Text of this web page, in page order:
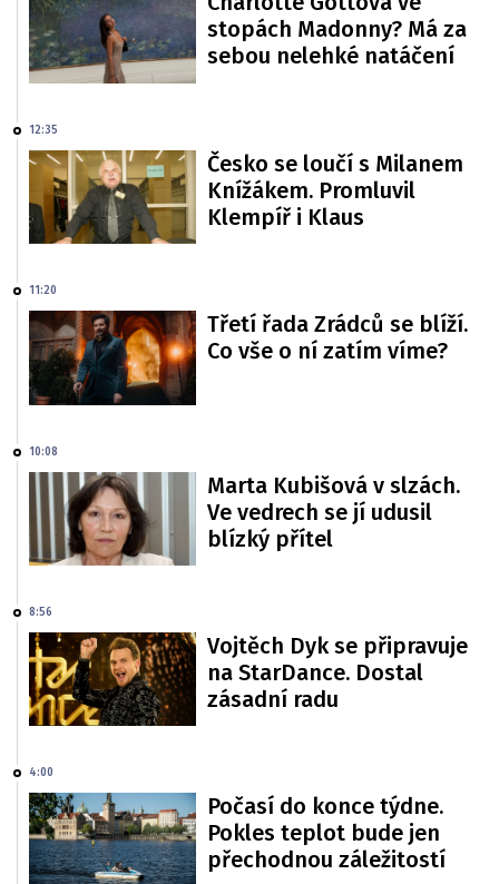
stopách Madonny? Má za
sebou nelehké natáčení
12:35
Česko se loučí s Milanem
Knížákem. Promluvil
Klempíř i Klaus
11:20
Třetí řada Zrádců se blíží.
Co vše o ní zatím víme?
10:08
Marta Kubišová v slzách.
Ve vedrech se jí udusil
blízký přítel
8:56
Vojtěch Dyk se připravuje
na StarDance. Dostal
zásadní radu
4:00
Počasí do konce týdne.
Pokles teplot bude jen
přechodnou záležitostí